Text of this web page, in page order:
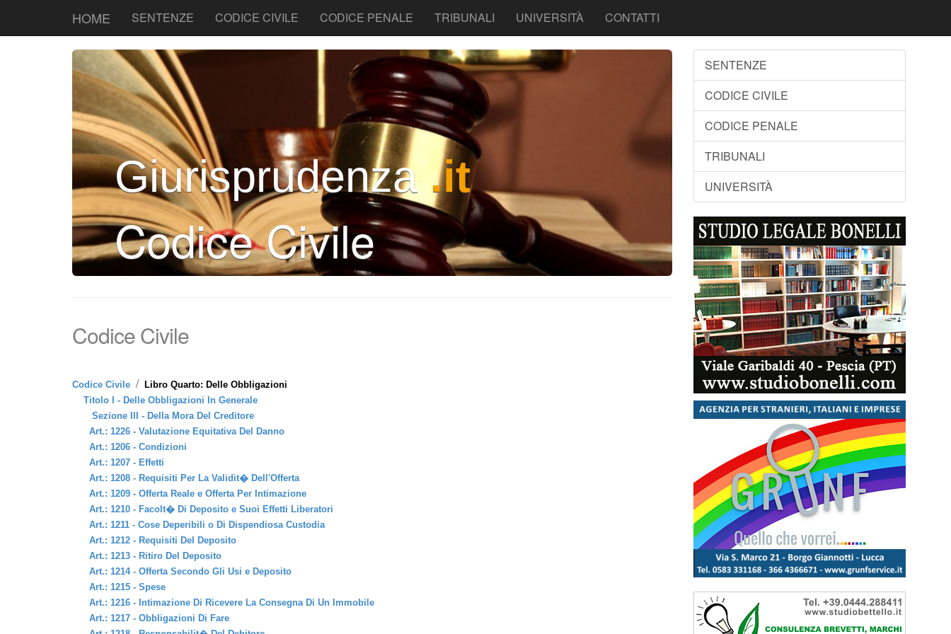
HOME SENTENZE CODICE CIVILE CODICE PENALE TRIBUNALI UNIVERSITÀ CONTATTI
Giurisprudenza.it
Codice Civile
Codice Civile
Codice Civile / Libro Quarto: Delle Obbligazioni
Titolo I - Delle Obbligazioni In Generale
Sezione III - Della Mora Del Creditore
Art.: 1226 - Valutazione Equitativa Del Danno
Art.: 1206 - Condizioni
Art.: 1207 - Effetti
Art.: 1208 - Requisiti Per La Validit� Dell'Offerta
Art.: 1209 - Offerta Reale e Offerta Per Intimazione
Art.: 1210 - Facolt� Di Deposito e Suoi Effetti Liberatori
Art.: 1211 - Cose Deperibili o Di Dispendiosa Custodia
Art.: 1212 - Requisiti Del Deposito
Art.: 1213 - Ritiro Del Deposito
Art.: 1214 - Offerta Secondo Gli Usi e Deposito
Art.: 1215 - Spese
Art.: 1216 - Intimazione Di Ricevere La Consegna Di Un Immobile
Art.: 1217 - Obbligazioni Di Fare
SENTENZE
CODICE CIVILE
CODICE PENALE
TRIBUNALI
UNIVERSITÀ